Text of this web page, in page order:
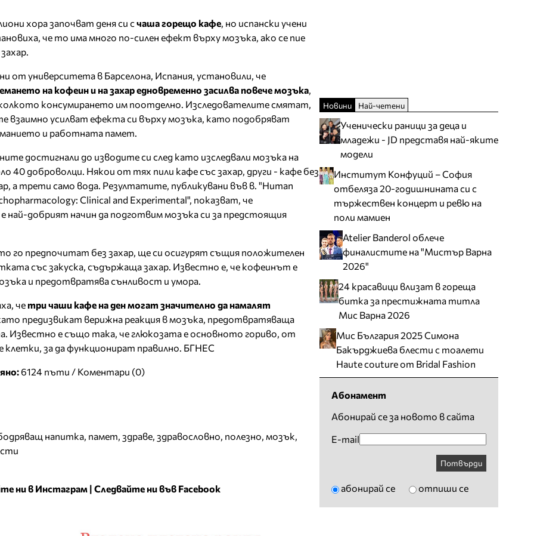
хора започват деня си с чаша горещо кафе , но испански учени
че то има много по-силен ефект върху мозъка, ако се пие
от университета в Барселона, Испания, установили, че
на кофеин и на захар едновременно засилва повече мозъка
консумирането им поотделно. Изследователите смятат,
взаимно усилват ефекта си върху мозъка, като подобряват
и работната памет.
достигнали до изводите си след като изследвали мозъка на
40 доброволци. Някои от тях пили кафе със захар, други - кафе без
а трети само вода. Резултатите, публикувани във в. "Human
Clinical and Experimental", показват, че
най-добрият начин да подготвим мозъка си за предстоящия
го предпочитат без захар, ще си осигурят същия положителен
със закуска, съдържаща захар. Известно е, че кофеинът е
и предотвратява сънливост и умора.
че три чаши кафе на ден могат значително да намалят
предизвикат верижна реакция в мозъка, предотвратяваща
Известно е също така, че глюкозата е основното гориво, от
за да функционират правилно. БГНЕС
6124 пъти / Коментари (0)
напитка памет здраве здравословно полезно мозък
ни в Инстаграм | Следвайте ни във Facebook
Новини Най-четени
Ученически раници за деца и
младежи - JD представя най-яките
модели
Институт Конфуций – София
отбеляза 20-годишнината си с
тържествен концерт и ревю на
поли мамиен
Atelier Banderol облече
финалистите на "Мистър Варна
2026"
24 красавици влизат в гореща
битка за престижната титла
Мис Варна 2026
Мис България 2025 Симона
Бакърджиева блести с тоалети
Haute couture от Bridal Fashion
Абонамент
Абонирай се за новото в сайта
E-mail
Потвърди
абонирай се отпиши се